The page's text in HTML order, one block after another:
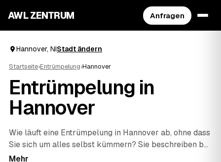
AWL ZENTRUM Anfragen
Hannover, NIStadt ändern
Startseite›Entrümpelung›Hannover
Entrümpelung in
Hannover
Wie läuft eine Entrümpelung in Hannover ab, ohne dass
Sie sich um alles selbst kümmern? Sie beschreiben bei
AWL einmal, was weg soll – vom einzelnen Keller bis